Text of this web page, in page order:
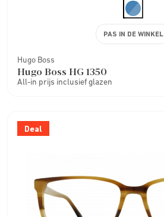
Hugo Boss
Hugo Boss HG 1350
All-in prijs inclusief glazen
PAS IN DE WINKEL
Deal